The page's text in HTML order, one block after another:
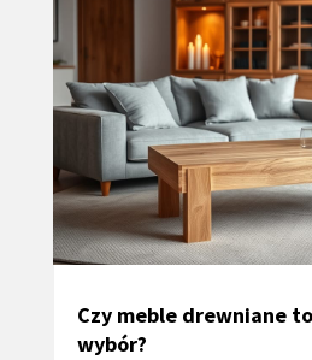
Czy meble drewniane
wybór?